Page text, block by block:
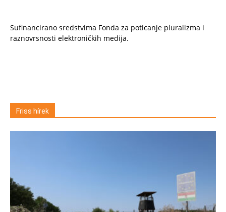
Sufinancirano sredstvima Fonda za poticanje pluralizma i
raznovrsnosti elektroničkih medija.
Friss hírek